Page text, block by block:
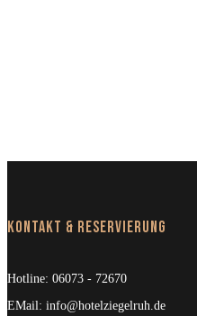
Kontakt & Reservierung
Hotline: 06073 - 72670
EMail: info@hotelziegelruh.de